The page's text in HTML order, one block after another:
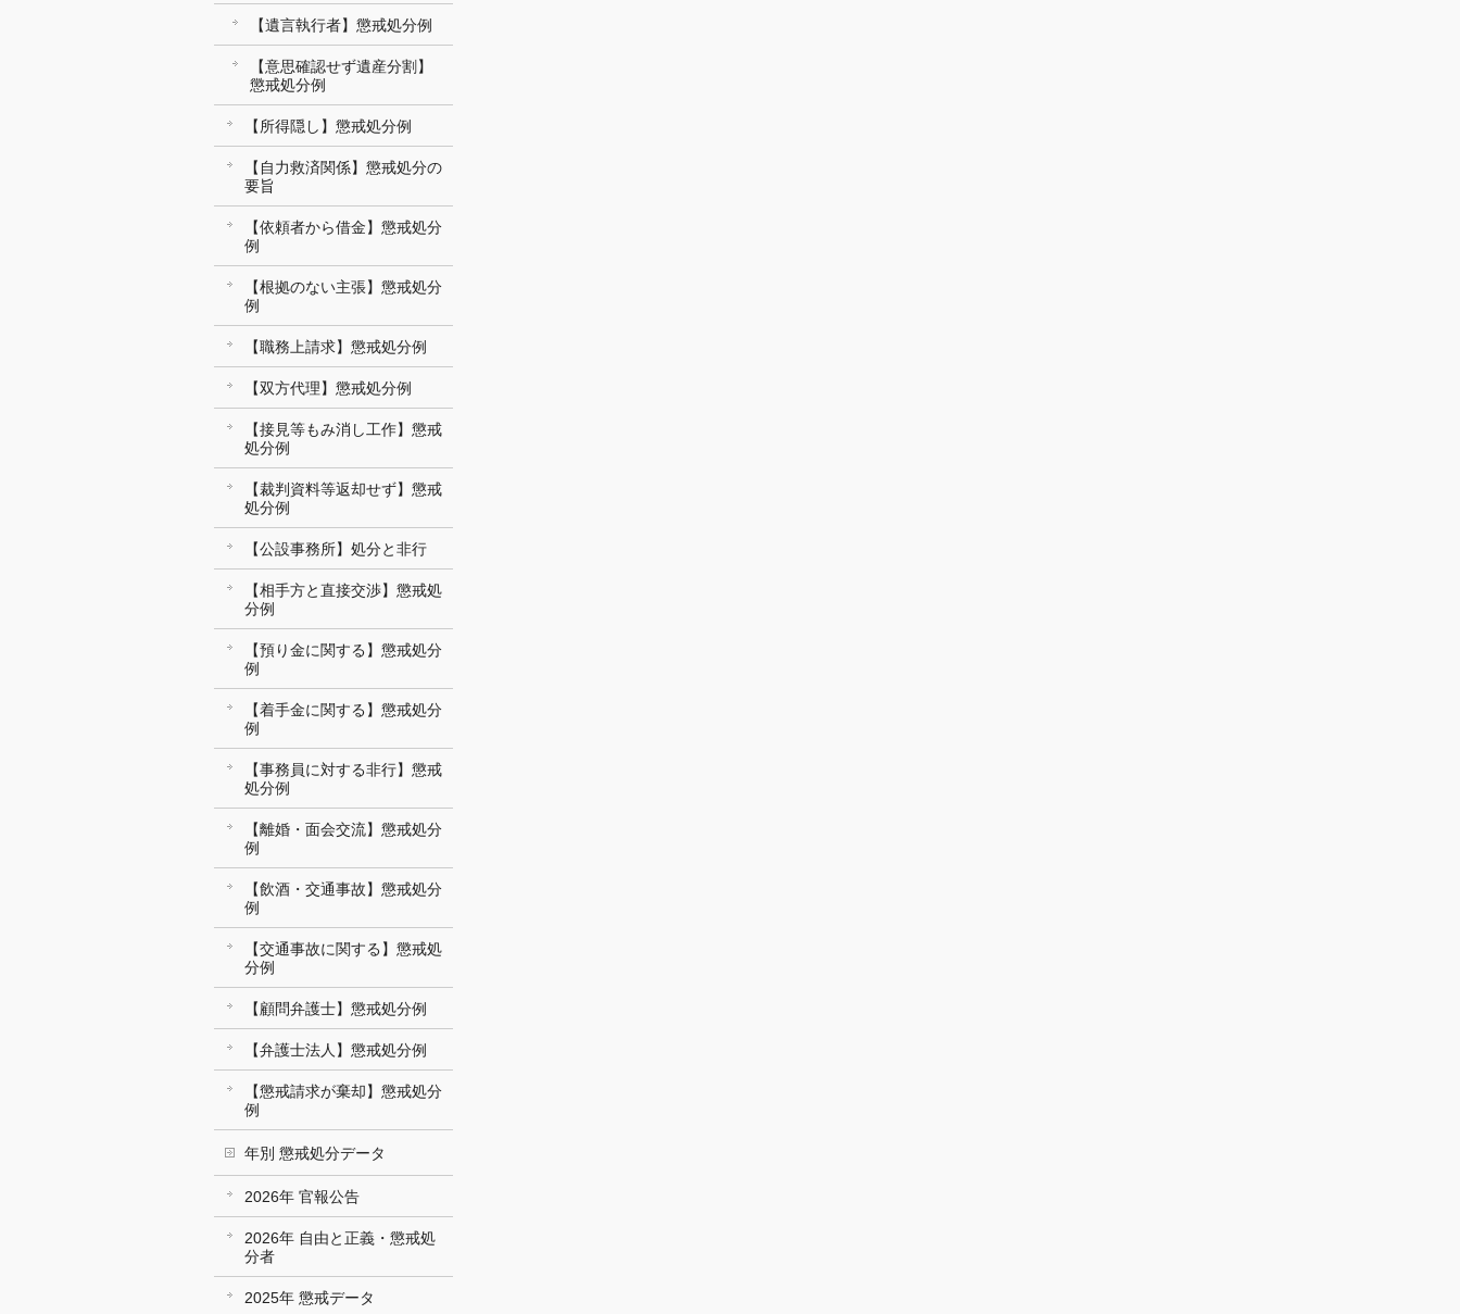
【遺言執行者】懲戒処分例
【意思確認せず遺産分割】
懲戒処分例
【所得隠し】懲戒処分例
【自力救済関係】懲戒処分の
要旨
【依頼者から借金】懲戒処分
例
【根拠のない主張】懲戒処分
例
【職務上請求】懲戒処分例
【双方代理】懲戒処分例
【接見等もみ消し工作】懲戒
処分例
【裁判資料等返却せず】懲戒
処分例
【公設事務所】処分と非行
【相手方と直接交渉】懲戒処
分例
【預り金に関する】懲戒処分
例
【着手金に関する】懲戒処分
例
【事務員に対する非行】懲戒
処分例
【離婚・面会交流】懲戒処分
例
【飲酒・交通事故】懲戒処分
例
【交通事故に関する】懲戒処
分例
【顧問弁護士】懲戒処分例
【弁護士法人】懲戒処分例
【懲戒請求が棄却】懲戒処分
例
年別 懲戒処分データ
2026年 官報公告
2026年 自由と正義・懲戒処
分者
2025年 懲戒データ